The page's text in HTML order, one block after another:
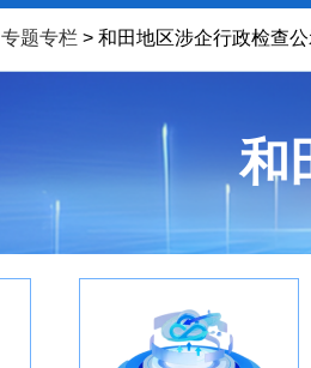
专题专栏 > 和田地区涉企行政检查
和